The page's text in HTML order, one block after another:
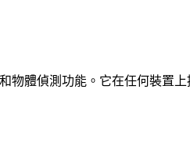
物體偵測功能。它在任何裝置